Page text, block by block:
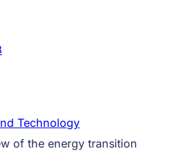
Technology
of the energy transition